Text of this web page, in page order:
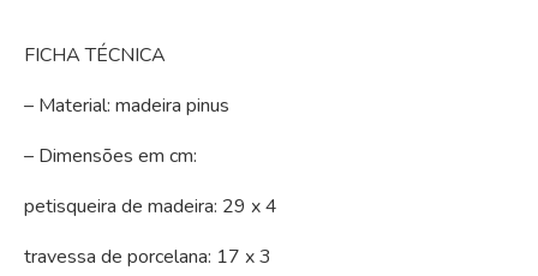
FICHA TÉCNICA
– Material: madeira pinus
– Dimensões em cm:
petisqueira de madeira: 29 x 4
travessa de porcelana: 17 x 3